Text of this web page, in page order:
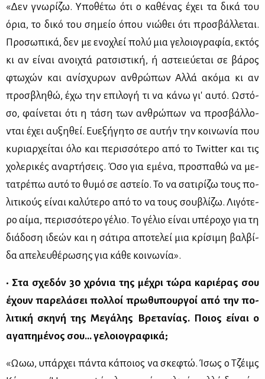
«Δεν γνω­ρί­ζω. Υπο­θέ­τω ότι ο κα­θέ­νας έχει τα δι­κά του
όρια, το δι­κό του ση­μείο όπου νιώ­θει ότι προ­σβάλ­λε­ται.
Προ­σω­πι­κά, δεν με ενο­χλεί πο­λύ μια γε­λοιο­γρα­φία, εκτός
κι αν εί­ναι ανοι­χτά ρα­τσι­στι­κή, ή αστειεύ­ε­ται σε βά­ρος
φτω­χών και ανί­σχυ­ρων αν­θρώ­πων Αλ­λά ακό­μα κι αν
προ­σβλη­θώ, έχω την επι­λο­γή τι να κά­νω γι' αυ­τό. Ωστό­
σο, φαί­νε­ται ότι η τά­ση των αν­θρώ­πων να προ­σβάλ­λο­
νται έχει αυ­ξη­θεί. Ευ­ε­ξή­γη­το σε αυ­τήν την κοι­νω­νία που
κυ­ριαρ­χεί­ται όλο και πε­ρισ­σό­τε­ρο από το Twitter και τις
χο­λε­ρι­κές αναρ­τή­σεις. Όσο για εμέ­να, προ­σπα­θώ να με­
τα­τρέ­πω αυ­τό το θυ­μό σε αστείο. Το να σα­τι­ρί­ζω τους πο­
λι­τι­κούς εί­ναι κα­λύ­τε­ρο από το να τους σου­βλί­ζω. Λι­γό­τε­
ρο αί­μα, πε­ρισ­σό­τε­ρο γέ­λιο. Το γέ­λιο εί­ναι υπέ­ρο­χο για τη
διά­δο­ση ιδε­ών και η σά­τι­ρα απο­τε­λεί μια κρί­σι­μη βαλ­βί­
δα απε­λευ­θέ­ρω­σης για κά­θε κοι­νω­νία».
• Στα σχε­δόν 30 χρό­νια της μέ­χρι τώ­ρα κα­ριέ­ρας σου
έχουν πα­ρε­λά­σει πολ­λοί πρω­θυ­πουρ­γοί από την πο­
λι­τι­κή σκη­νή της Με­γά­λης Βρε­τα­νί­ας. Ποιος εί­ναι ο
αγα­πη­μέ­νος σου… γε­λοιο­γρα­φι­κά;
«Ωωω, υπάρ­χει πά­ντα κά­ποιος να σκε­φτώ. Ίσως ο Τζέιμς